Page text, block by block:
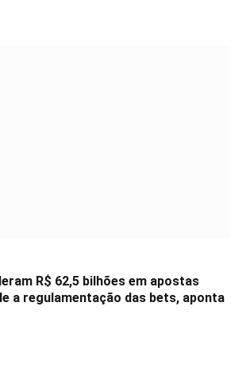
R$ 62,5 bilhões em apostas
a regulamentação das bets, aponta